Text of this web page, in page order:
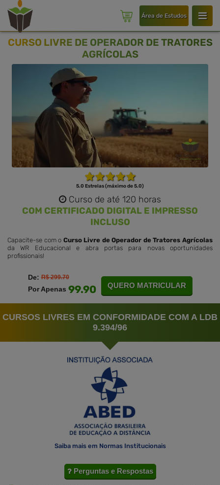
Área de Estudos
CURSO LIVRE DE OPERADOR DE TRATORES
AGRÍCOLAS
5.0 Estrelas (máximo de 5.0)
Curso de até 120 horas
COM CERTIFICADO DIGITAL E IMPRESSO
INCLUSO
Capacite-se com o Curso Livre de Operador de Tratores Agrícolas
da WR Educacional e abra portas para novas oportunidades
profissionais!
De:R$ 299.70
Por Apenas 99.90 QUERO MATRICULAR
CURSOS LIVRES EM CONFORMIDADE COM A LDB
9.394/96
Saiba mais em Normas Institucionais
Perguntas e Respostas